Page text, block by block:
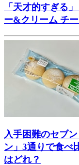
「天才的すぎる
ー&クリーム チ
入手困難のセブ
ン」3通りで食べ
はどれ？